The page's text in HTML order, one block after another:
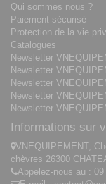
Qui sommes nous ?
Paiement sécurisé
Protection de la vie
Catalogues
Newsletter
Newsletter
Newsletter
Newsletter
Newsletter
Informations sur
VNEQUIPEMENT,
chèvres 26300
Appelez-nous au :